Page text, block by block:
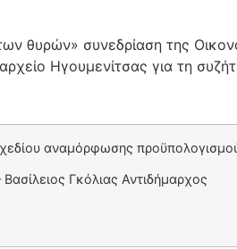
θυρών» συνεδρίαση της
Ηγουμενίτσας για τη
αναμόρφωσης
Βασίλειος Γκόλιας Αντιδήμαρχος